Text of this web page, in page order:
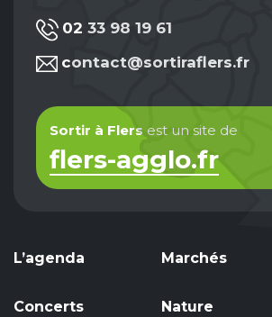
02 33 98 19 61
contact@sortiraflers.fr
Sortir à Flers est un site de
flers-agglo.fr
L’agenda
Concerts
Marchés
Nature